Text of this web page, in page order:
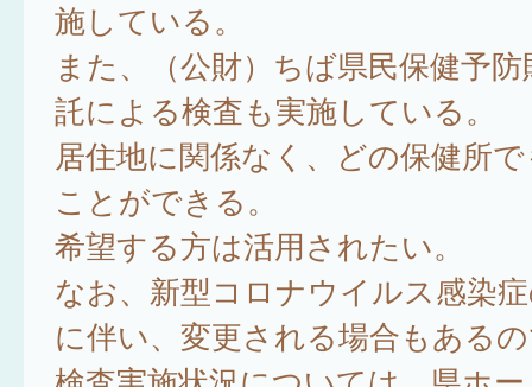
施している。
また、（公財）ちば県民保健予
託による検査も実施している。
居住地に関係なく、どの保健所
ことができる。
希望する方は活用されたい。
なお、新型コロナウイルス感染
に伴い、変更される場合もある